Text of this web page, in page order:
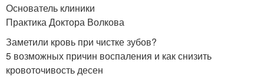
Основатель клиники
Практика Доктора Волкова
Заметили кровь при чистке зубов?
5 возможных причин воспаления и как снизить
кровоточивость десен